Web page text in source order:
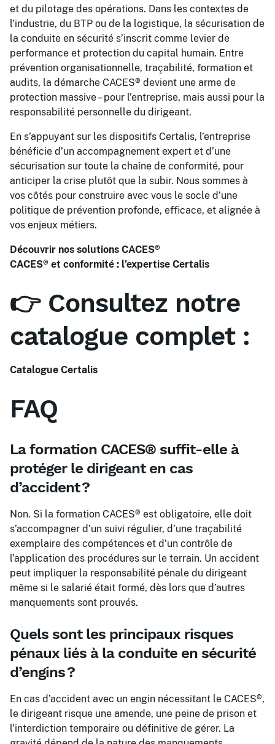
et du pilotage des opérations. Dans les contextes de
l’industrie, du BTP ou de la logistique, la sécurisation de
la conduite en sécurité s’inscrit comme levier de
performance et protection du capital humain. Entre
prévention organisationnelle, traçabilité, formation et
audits, la démarche CACES® devient une arme de
protection massive – pour l’entreprise, mais aussi pour la
responsabilité personnelle du dirigeant.
En s’appuyant sur les dispositifs Certalis, l’entreprise
bénéficie d’un accompagnement expert et d’une
sécurisation sur toute la chaîne de conformité, pour
anticiper la crise plutôt que la subir. Nous sommes à
vos côtés pour construire avec vous le socle d’une
politique de prévention profonde, efficace, et alignée à
vos enjeux métiers.
Découvrir nos solutions CACES®
CACES® et conformité : l’expertise Certalis
👉 Consultez notre
catalogue complet :
Catalogue Certalis
FAQ
La formation CACES® suffit-elle à
protéger le dirigeant en cas
d’accident ?
Non. Si la formation CACES® est obligatoire, elle doit
s’accompagner d’un suivi régulier, d’une traçabilité
exemplaire des compétences et d’un contrôle de
l’application des procédures sur le terrain. Un accident
peut impliquer la responsabilité pénale du dirigeant
même si le salarié était formé, dès lors que d’autres
manquements sont prouvés.
Quels sont les principaux risques
pénaux liés à la conduite en sécurité
d’engins ?
En cas d’accident avec un engin nécessitant le CACES®,
le dirigeant risque une amende, une peine de prison et
l’interdiction temporaire ou définitive de gérer. La